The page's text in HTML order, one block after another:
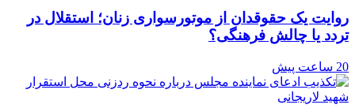
روایت یک حقوقدان از موتورسواری زنان؛ استقلال در
تردد یا چالش فرهنگی؟
20 ساعت پیش